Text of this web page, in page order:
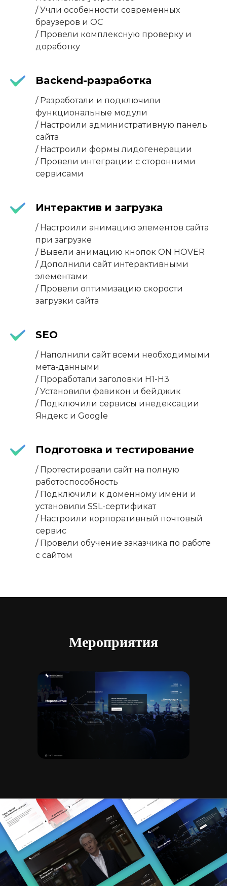
/ Учли особенности современных
браузеров и ОС
/ Провели комплексную проверку и
доработку
Backend-разработка
/ Разработали и подключили
функциональные модули
/ Настроили административную панель
сайта
/ Настроили формы лидогенерации
/ Провели интеграции с сторонними
сервисами
Интерактив и загрузка
/ Настроили анимацию элементов сайта
при загрузке
/ Вывели анимацию кнопок ON HOVER
/ Дополнили сайт интерактивными
элементами
/ Провели оптимизацию скорости
загрузки сайта
SEO
/ Наполнили сайт всеми необходимыми
мета-данными
/ Проработали заголовки H1-H3
/ Установили фавикон и бейджик
/ Подключили сервисы инедексации
Яндекс и Google
Подготовка и тестирование
/ Протестировали сайт на полную
работоспособность
/ Подключили к доменному имени и
установили SSL-сертификат
/ Настроили корпоративный почтовый
сервис
/ Провели обучение заказчика по работе
с сайтом
Мероприятия